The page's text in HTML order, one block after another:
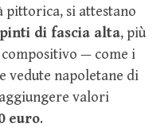
pittorica, si attestano
di fascia alta, più
— come i
vedute napoletane di
valori
euro.